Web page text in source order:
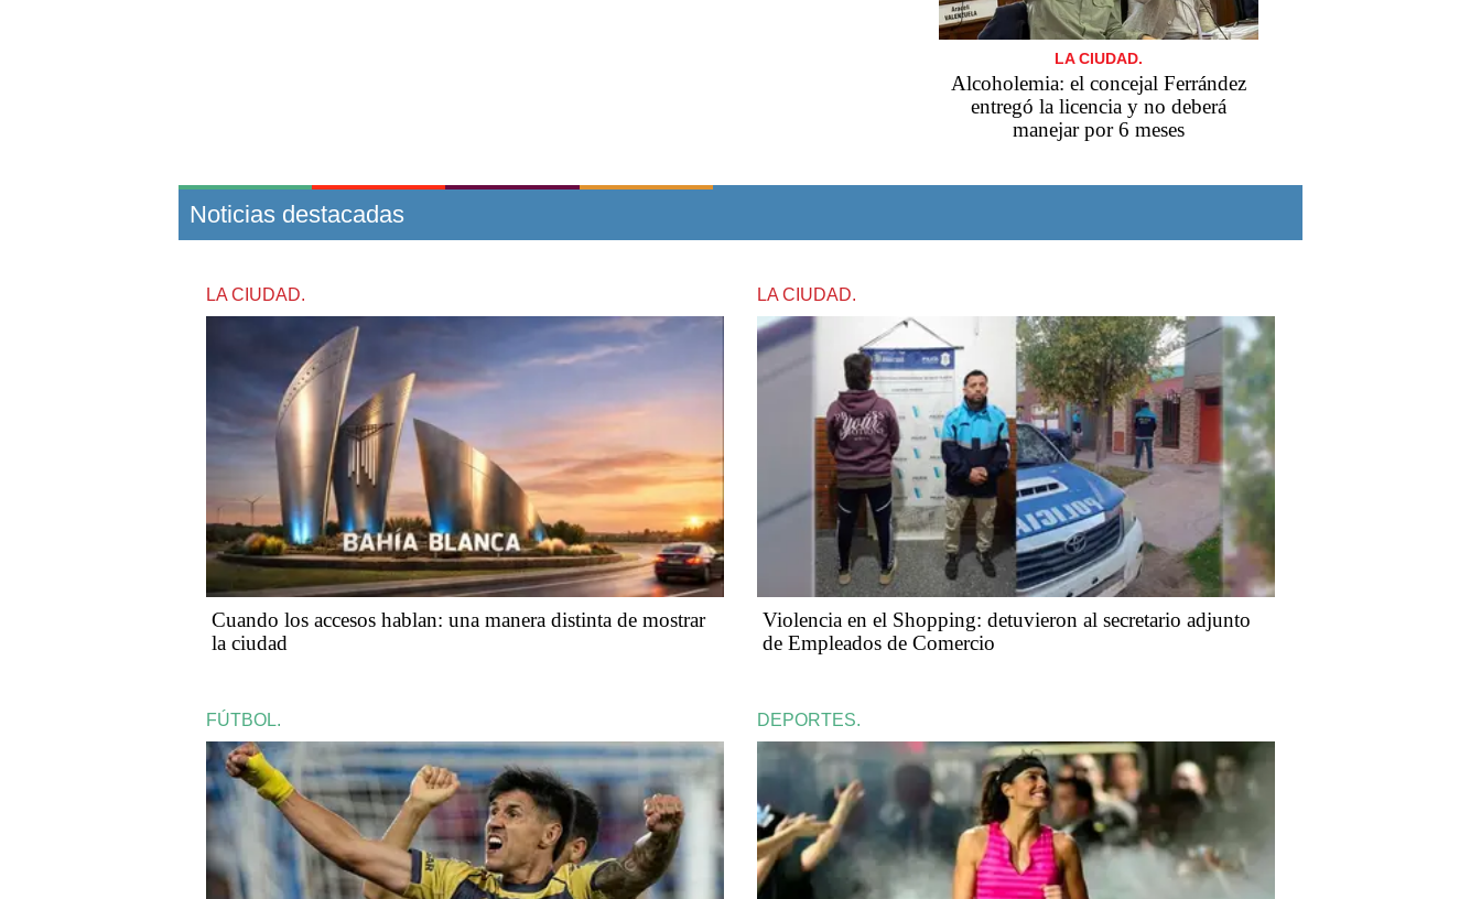
LA CIUDAD.
Alcoholemia: el concejal Ferrández
entregó la licencia y no deberá
manejar por 6 meses
Noticias destacadas
LA CIUDAD.
Cuando los accesos hablan: una manera distinta de mostrar
la ciudad
LA CIUDAD.
Violencia en el Shopping: detuvieron al secretario adjunto
de Empleados de Comercio
FÚTBOL. DEPORTES.